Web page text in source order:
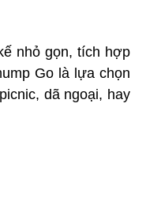
nhỏ gọn, tích hợp
Go là lựa chọn
dã ngoại, hay